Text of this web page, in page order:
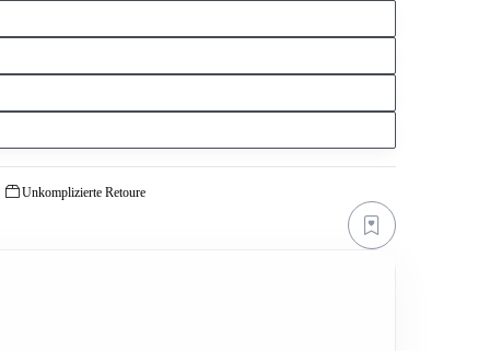
Unkomplizierte Retoure